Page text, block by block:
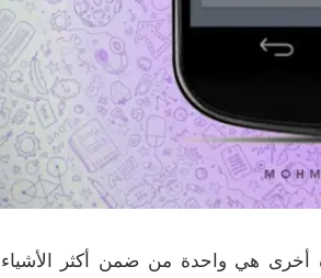
أخرى هي واحدة من ضمن أكثر الأشياء